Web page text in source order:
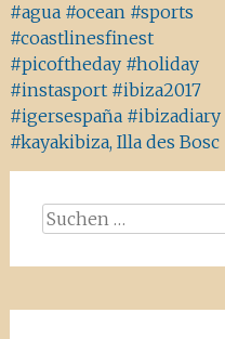
#agua #ocean #sports
#coastlinesfinest
#picoftheday #holiday
#instasport #ibiza2017
#igersespaña #ibizadiary
#kayakibiza, Illa des Bosc
Suchen